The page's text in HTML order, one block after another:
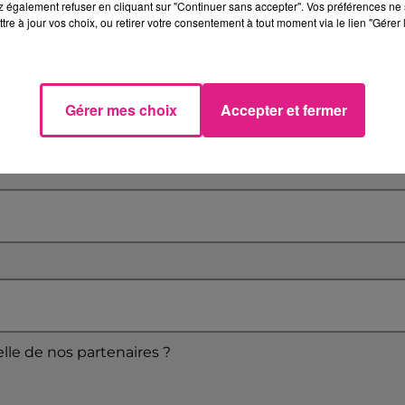
de nos partenaires ?
également refuser en cliquant sur "Continuer sans accepter". Vos préférences
à jour vos choix, ou retirer votre consentement à tout moment via le lien
Gérer mes choix Accepter et fermer